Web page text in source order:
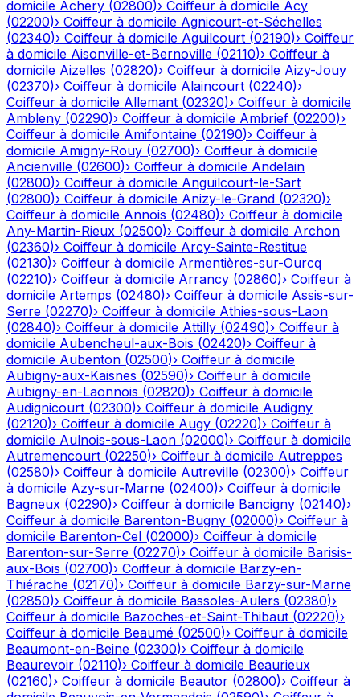
domicile Achery (02800)› Coiffeur à domicile Acy
(02200)› Coiffeur à domicile Agnicourt-et-Séchelles
(02340)› Coiffeur à domicile Aguilcourt (02190)› Coiffeur
à domicile Aisonville-et-Bernoville (02110)› Coiffeur à
domicile Aizelles (02820)› Coiffeur à domicile Aizy-Jouy
(02370)› Coiffeur à domicile Alaincourt (02240)›
Coiffeur à domicile Allemant (02320)› Coiffeur à domicile
Ambleny (02290)› Coiffeur à domicile Ambrief (02200)›
Coiffeur à domicile Amifontaine (02190)› Coiffeur à
domicile Amigny-Rouy (02700)› Coiffeur à domicile
Ancienville (02600)› Coiffeur à domicile Andelain
(02800)› Coiffeur à domicile Anguilcourt-le-Sart
(02800)› Coiffeur à domicile Anizy-le-Grand (02320)›
Coiffeur à domicile Annois (02480)› Coiffeur à domicile
Any-Martin-Rieux (02500)› Coiffeur à domicile Archon
(02360)› Coiffeur à domicile Arcy-Sainte-Restitue
(02130)› Coiffeur à domicile Armentières-sur-Ourcq
(02210)› Coiffeur à domicile Arrancy (02860)› Coiffeur à
domicile Artemps (02480)› Coiffeur à domicile Assis-sur-
Serre (02270)› Coiffeur à domicile Athies-sous-Laon
(02840)› Coiffeur à domicile Attilly (02490)› Coiffeur à
domicile Aubencheul-aux-Bois (02420)› Coiffeur à
domicile Aubenton (02500)› Coiffeur à domicile
Aubigny-aux-Kaisnes (02590)› Coiffeur à domicile
Aubigny-en-Laonnois (02820)› Coiffeur à domicile
Audignicourt (02300)› Coiffeur à domicile Audigny
(02120)› Coiffeur à domicile Augy (02220)› Coiffeur à
domicile Aulnois-sous-Laon (02000)› Coiffeur à domicile
Autremencourt (02250)› Coiffeur à domicile Autreppes
(02580)› Coiffeur à domicile Autreville (02300)› Coiffeur
à domicile Azy-sur-Marne (02400)› Coiffeur à domicile
Bagneux (02290)› Coiffeur à domicile Bancigny (02140)›
Coiffeur à domicile Barenton-Bugny (02000)› Coiffeur à
domicile Barenton-Cel (02000)› Coiffeur à domicile
Barenton-sur-Serre (02270)› Coiffeur à domicile Barisis-
aux-Bois (02700)› Coiffeur à domicile Barzy-en-
Thiérache (02170)› Coiffeur à domicile Barzy-sur-Marne
(02850)› Coiffeur à domicile Bassoles-Aulers (02380)›
Coiffeur à domicile Bazoches-et-Saint-Thibaut (02220)›
Coiffeur à domicile Beaumé (02500)› Coiffeur à domicile
Beaumont-en-Beine (02300)› Coiffeur à domicile
Beaurevoir (02110)› Coiffeur à domicile Beaurieux
(02160)› Coiffeur à domicile Beautor (02800)› Coiffeur à